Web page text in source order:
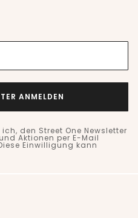
ANMELDEN
den Street One Newsletter
Aktionen per E-Mail
Einwilligung kann